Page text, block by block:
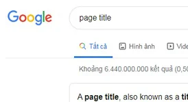
Hoạt Động
Sự Kiện Hướng Nghiệp Á Âu
Siêu Thị ĐVP Market